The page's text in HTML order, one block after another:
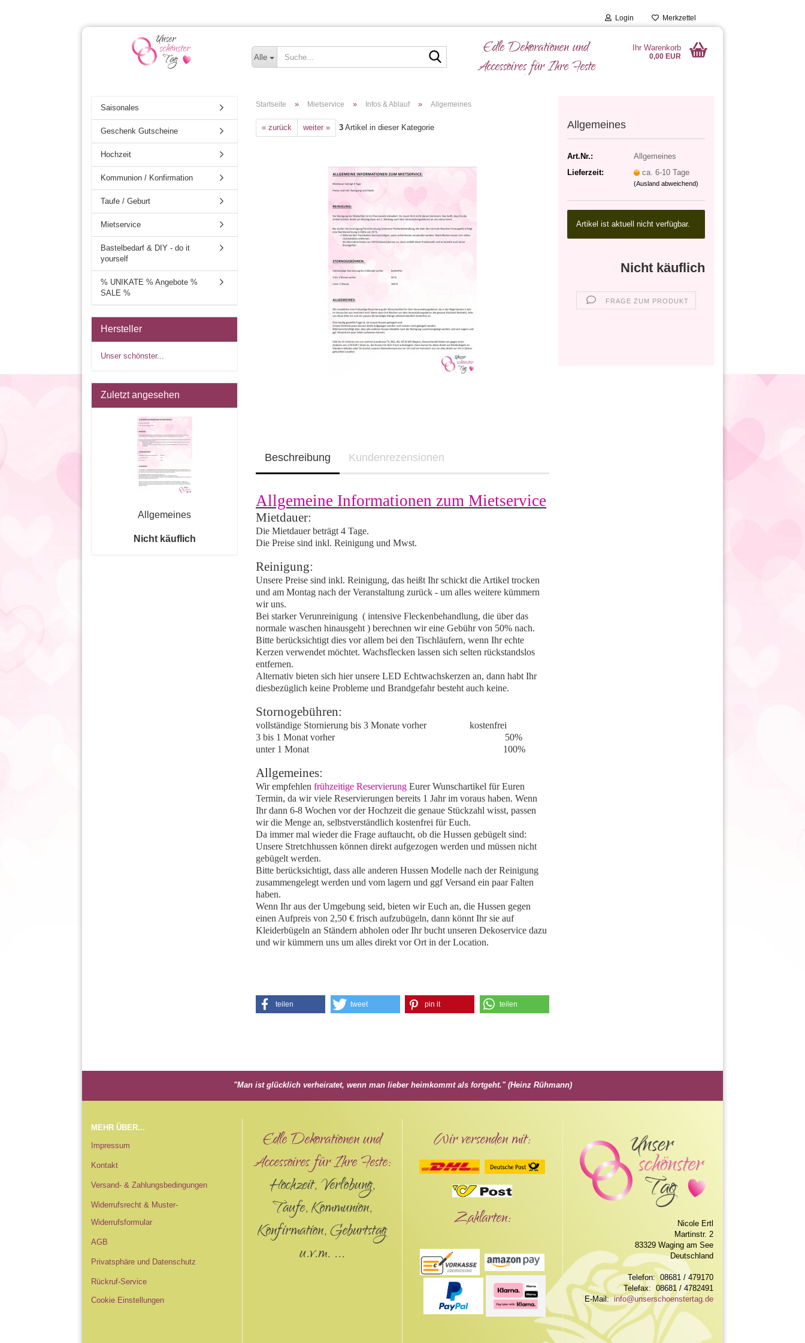
Login Merkzettel
Alle
Edle Dekorationen und
Accessoires für Ihre Feste
Ihr Warenkorb
0,00 EUR
Startseite » Mietservice » Infos & Ablauf » Allgemeines
« zurück weiter » 3 Artikel in dieser Kategorie Allgemeines
Art.Nr.:
Allgemeines
Lieferzeit:
ca. 6-10 Tage
(Ausland abweichend)
Artikel ist aktuell nicht verfügbar.
Nicht käuflich
FRAGE ZUM PRODUKT
Beschreibung Kundenrezensionen
Allgemeine Informationen zum Mietservice
Mietdauer:
Die Mietdauer beträgt 4 Tage.
Die Preise sind inkl. Reinigung und Mwst.
Reinigung:
Unsere Preise sind inkl. Reinigung, das heißt Ihr schickt die Artikel trocken
und am Montag nach der Veranstaltung zurück - um alles weitere kümmern
wir uns.
Bei starker Verunreinigung ( intensive Fleckenbehandlung, die über das
normale waschen hinausgeht ) berechnen wir eine Gebühr von 50% nach.
Bitte berücksichtigt dies vor allem bei den Tischläufern, wenn Ihr echte
Kerzen verwendet möchtet. Wachsflecken lassen sich selten rückstandslos
entfernen.
Alternativ bieten sich hier unsere LED Echtwachskerzen an, dann habt Ihr
diesbezüglich keine Probleme und Brandgefahr besteht auch keine.
Stornogebühren:
vollständige Stornierung bis 3 Monate vorher kostenfrei
3 bis 1 Monat vorher 50%
unter 1 Monat 100%
Allgemeines:
Wir empfehlen frühzeitige Reservierung Eurer Wunschartikel für Euren
Termin, da wir viele Reservierungen bereits 1 Jahr im voraus haben. Wenn
Ihr dann 6-8 Wochen vor der Hochzeit die genaue Stückzahl wisst, passen
wir die Menge an, selbstverständlich kostenfrei für Euch.
Da immer mal wieder die Frage auftaucht, ob die Hussen gebügelt sind:
Unsere Stretchhussen können direkt aufgezogen werden und müssen nicht
gebügelt werden.
Bitte berücksichtigt, dass alle anderen Hussen Modelle nach der Reinigung
zusammengelegt werden und vom lagern und ggf Versand ein paar Falten
haben.
Wenn Ihr aus der Umgebung seid, bieten wir Euch an, die Hussen gegen
einen Aufpreis von 2,50 € frisch aufzubügeln, dann könnt Ihr sie auf
Kleiderbügeln an Ständern abholen oder Ihr bucht unseren Dekoservice dazu
und wir kümmern uns um alles direkt vor Ort in der Location.
teilen tweet pin it teilen
Saisonales
Geschenk Gutscheine
Hochzeit
Kommunion / Konfirmation
Taufe / Geburt
Mietservice
Bastelbedarf & DIY - do it
yourself
% UNIKATE % Angebote %
SALE %
Hersteller
Unser schönster...
Zuletzt angesehen
Allgemeines
Nicht käuflich
"Man ist glücklich verheiratet, wenn man lieber heimkommt als fortgeht." (Heinz Rühmann)
MEHR ÜBER...
Impressum
Kontakt
Versand- & Zahlungsbedingungen
Widerrufsrecht & Muster-
Widerrufsformular
AGB
Privatsphäre und Datenschutz
Rückruf-Service
Cookie Einstellungen
Edle Dekorationen und
Accessoires für Ihre Feste:
Hochzeit, Verlobung,
Taufe, Kommunion,
Konfirmation, Geburtstag
u.v.m. ...
Wir versenden mit:
Zahlarten:
Nicole Ertl
Martinstr. 2
83329 Waging am See
Deutschland
Telefon: 08681 / 479170
Telefax: 08681 / 4782491
E-Mail:info@unserschoenstertag.de